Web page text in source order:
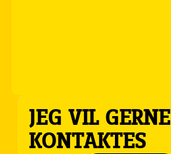
JEG VIL GERNE
KONTAKTES